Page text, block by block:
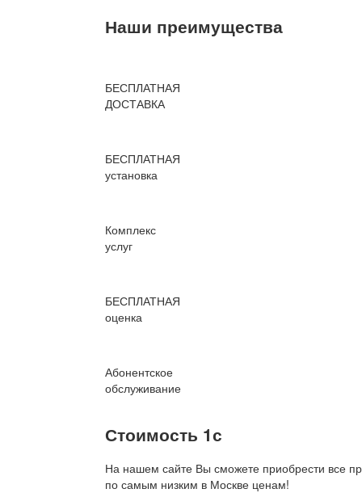
Наши преимущества
БЕСПЛАТНАЯ
ДОСТАВКА
БЕСПЛАТНАЯ
установка
Комплекс
услуг
БЕСПЛАТНАЯ
оценка
Абонентское
обслуживание
Стоимость 1с
На нашем сайте Вы сможете приобрести все
по самым низким в Москве ценам!